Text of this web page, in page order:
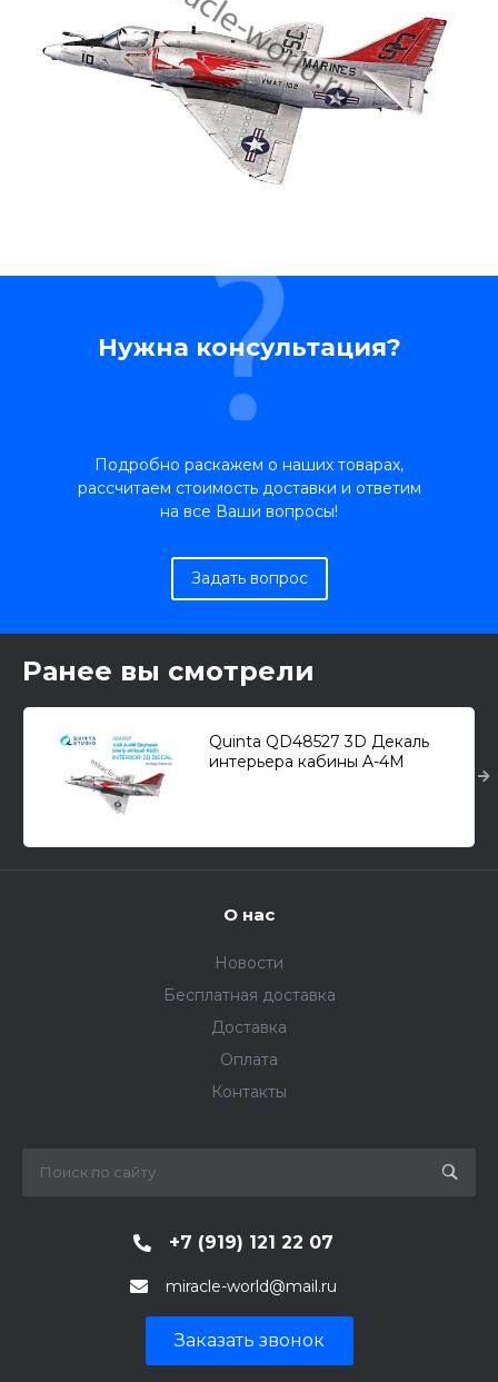
Нужна консультация?
Подробно раскажем о наших товарах,
рассчитаем стоимость доставки и ответим
на все Ваши вопросы!
Задать вопрос
Ранее вы смотрели
Quinta QD48527 3D Декаль
интерьера кабины A-4M
О нас
Новости
Бесплатная доставка
Доставка
Оплата
Контакты
+7 (919) 121 22 07
miracle-world@mail.ru
Заказать звонок